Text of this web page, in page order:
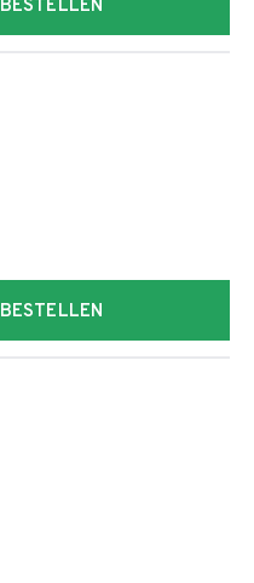
BESTELLEN
BESTELLEN